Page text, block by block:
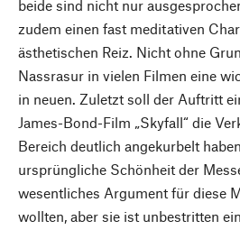
beide sind nicht nur
zudem einen fast meditativen
ästhetischen Reiz. Nicht ohne
Nassrasur in vielen Filmen eine
in neuen. Zuletzt soll der Auftritt
James-Bond-Film „Skyfall“ die
Bereich deutlich angekurbelt
ursprüngliche Schönheit der
wesentliches Argument für diese
wollten, aber sie ist unbestritten